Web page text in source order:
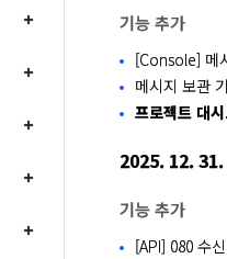
기능 추가
[Console] 메
메시지 보관
프로젝트 대
2025. 12. 31.
기능 추가
[API] 080 수